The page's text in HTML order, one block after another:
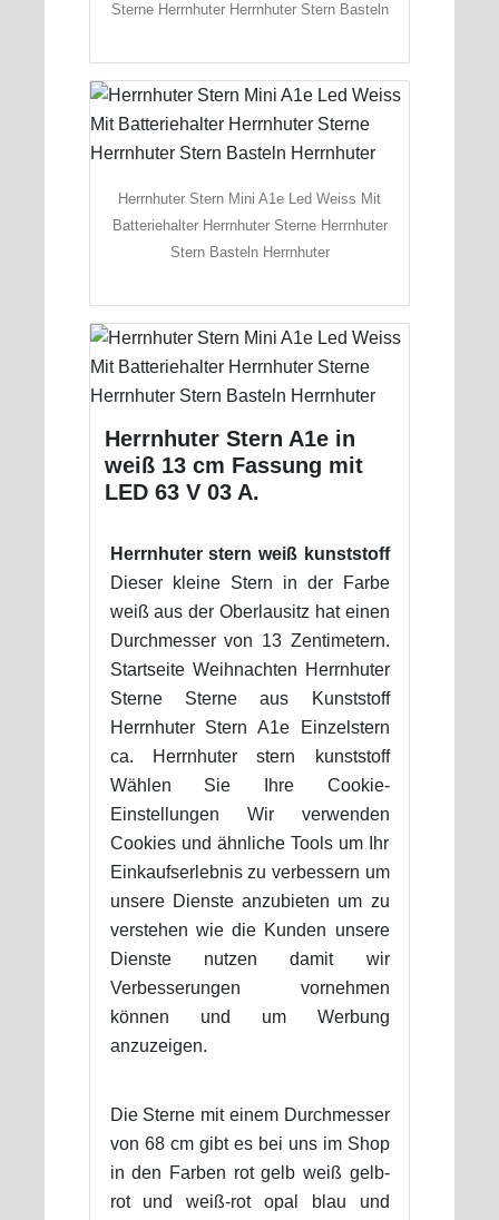
Sterne Herrnhuter Herrnhuter Stern Basteln
Herrnhuter Stern Mini A1e Led Weiss Mit
Batteriehalter Herrnhuter Sterne Herrnhuter
Stern Basteln Herrnhuter
Herrnhuter Stern A1e in
weiß 13 cm Fassung mit
LED 63 V 03 A.
Herrnhuter stern weiß kunststoff
Dieser kleine Stern in der Farbe
weiß aus der Oberlausitz hat einen
Durchmesser von 13 Zentimetern.
Startseite Weihnachten Herrnhuter
Sterne Sterne aus Kunststoff
Herrnhuter Stern A1e Einzelstern
ca. Herrnhuter stern kunststoff
Wählen Sie Ihre Cookie-
Einstellungen Wir verwenden
Cookies und ähnliche Tools um Ihr
Einkaufserlebnis zu verbessern um
unsere Dienste anzubieten um zu
verstehen wie die Kunden unsere
Dienste nutzen damit wir
Verbesserungen vornehmen
können und um Werbung
anzuzeigen.
Die Sterne mit einem Durchmesser
von 68 cm gibt es bei uns im Shop
in den Farben rot gelb weiß gelb-
rot und weiß-rot opal blau und